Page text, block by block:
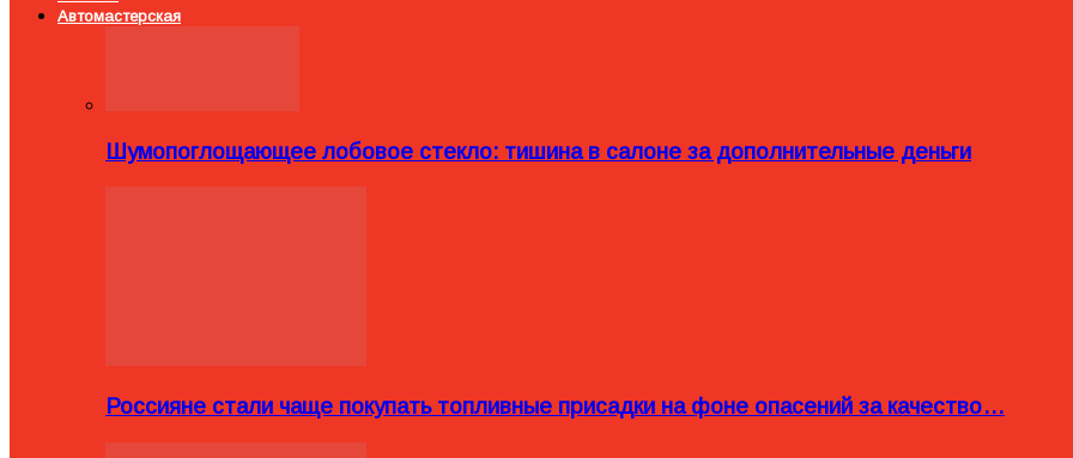
Автомастерская
Шумопоглощающее лобовое стекло: тишина в салоне за дополнительные деньги
Россияне стали чаще покупать топливные присадки на фоне опасений за качество…